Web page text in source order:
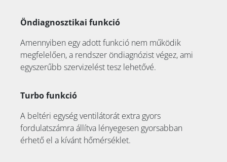
Öndiagnosztikai funkció
Amennyiben egy adott funkció nem működik
megfelelően, a rendszer öndiagnózist végez, ami
egyszerűbb szervizelést tesz lehetővé.
Turbo funkció
A beltéri egység ventilátorát extra gyors
fordulatszámra állítva lényegesen gyorsabban
érhető el a kívánt hőmérséklet.